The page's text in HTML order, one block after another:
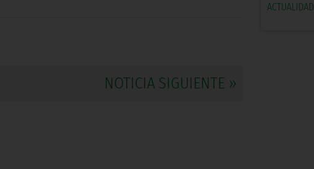
ACTUALIDAD
NOTICIA SIGUIENTE »